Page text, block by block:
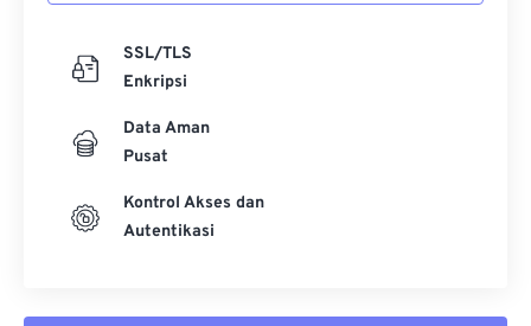
SSL/TLS
Enkripsi
Data Aman
Pusat
Kontrol Akses dan
Autentikasi